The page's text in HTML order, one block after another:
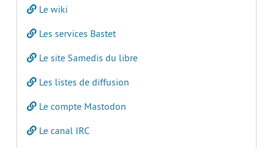
Le wiki
Les services Bastet
Le site Samedis du libre
Les listes de diffusion
Le compte Mastodon
Le canal IRC